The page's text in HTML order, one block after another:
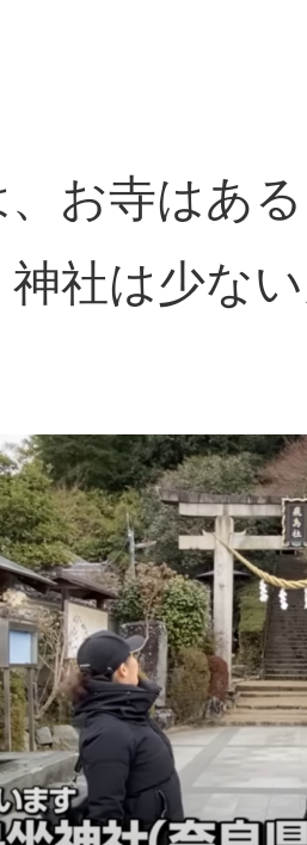
、お寺はあ
神社は少な